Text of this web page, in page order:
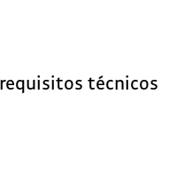
técnicos